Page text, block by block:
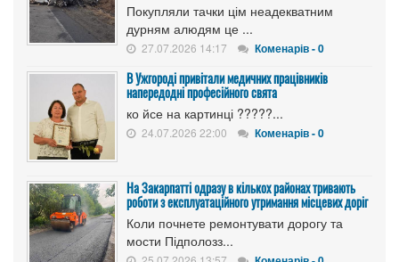
Покупляли тачки цім неадекватним
дурням алюдям це ...
27.07.2026 14:17 Коменарів - 0
В Ужгороді привітали медичних працівників
напередодні професійного свята
ко йсе на картинці ?????...
24.07.2026 22:00 Коменарів - 0
На Закарпатті одразу в кількох районах тривають
роботи з експлуатаційного утримання місцевих доріг
Коли почнете ремонтувати дорогу та
мости Підполозз...